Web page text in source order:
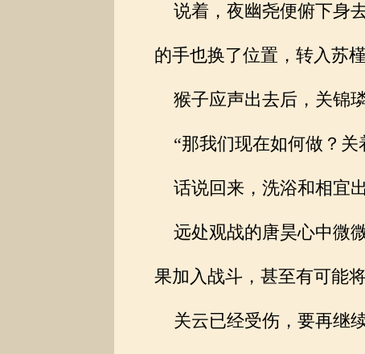
说着，夜幽尧便俯下身
的手也换了位置，转入苏
猴子应声出去后，关锦
“那我们现在如何做？关
话说回来，洗浴和相宜
远处观战的唐昊心中微
果加入战斗，甚至有可能
关云已经受伤，要再继